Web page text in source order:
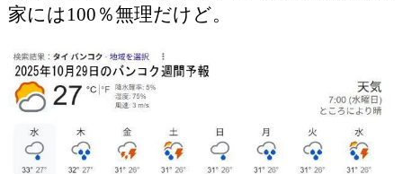
家には100％無理だけど。